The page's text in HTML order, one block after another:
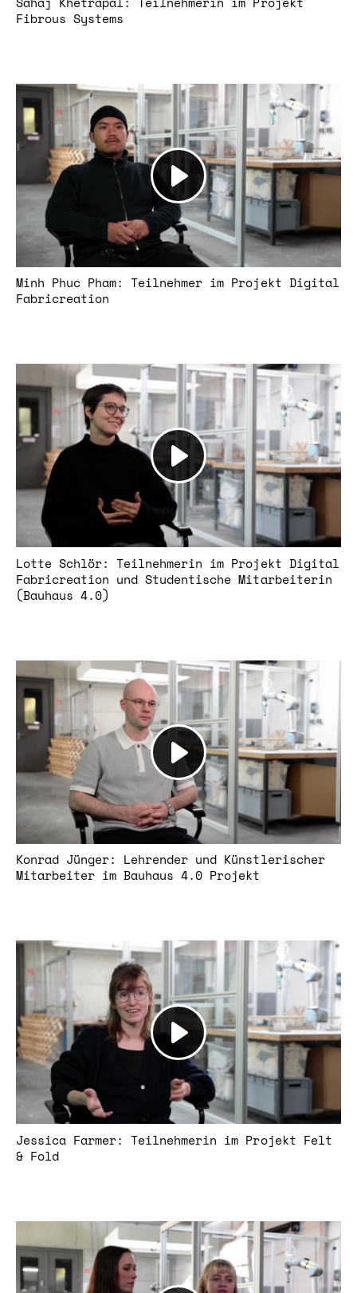
Fibrous Systems
Minh Phuc Pham: Teilnehmer im Projekt Digital
Fabricreation
Lotte Schlör: Teilnehmerin im Projekt Digital
Fabricreation und Studentische Mitarbeiterin
(Bauhaus 4.0)
Konrad Jünger: Lehrender und Künstlerischer
Mitarbeiter im Bauhaus 4.0 Projekt
Jessica Farmer: Teilnehmerin im Projekt Felt
& Fold